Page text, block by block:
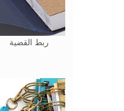
ربط القضية